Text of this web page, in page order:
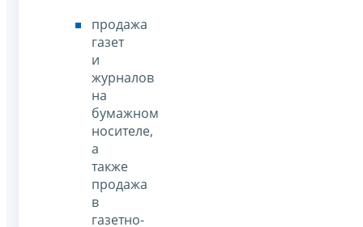
продажа
газет
и
журналов
на
бумажном
носителе,
а
также
продажа
в
газетно-